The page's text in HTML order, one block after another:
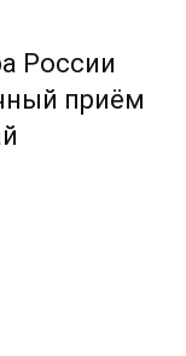
России
приём